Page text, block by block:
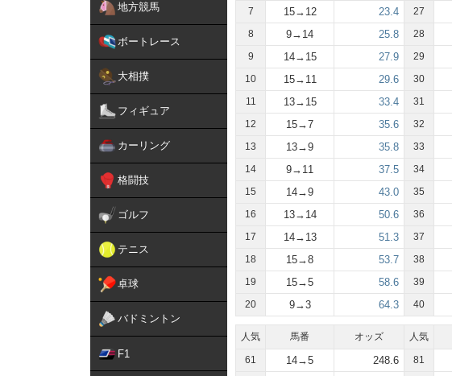
地方競馬
ボートレース
大相撲
フィギュア
カーリング
格闘技
ゴルフ
テニス
卓球
バドミントン
F1
7 15→12 23.4
8 9→14 25.8
9 14→15 27.9
10 15→11 29.6
11 13→15 33.4
12 15→7 35.6
13 13→9 35.8
14 9→11 37.5
15 14→9 43.0
16 13→14 50.6
17 14→13 51.3
18 15→8 53.7
19 15→5 58.6
20 9→3 64.3
27
28
29
30
31
32
33
34
35
36
37
38
39
40
人気 馬番 オッズ
61 14→5 248.6
人気
81